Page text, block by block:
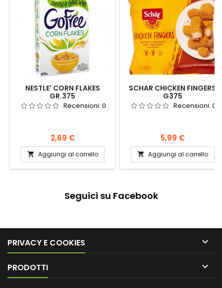
NESTLE' CORN FLAKES
GR.375
Recensioni: 0
Prezzo
2,69 €
 Aggiungi al carrello
SCHAR CHICKEN FINGERS
G375
Recensioni: 0
Prezzo
5,99 €
 Aggiungi al carrello
Seguici su Facebook
PRIVACY E COOKIES 
PRODOTTI 